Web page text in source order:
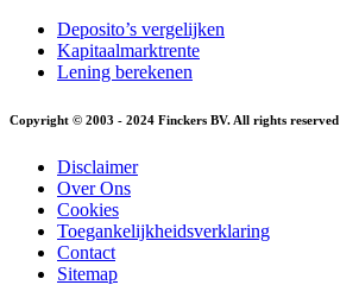
Deposito’s vergelijken
Kapitaalmarktrente
Lening berekenen
Copyright © 2003 - 2024 Finckers BV. All rights reserved
Disclaimer
Over Ons
Cookies
Toegankelijkheidsverklaring
Contact
Sitemap